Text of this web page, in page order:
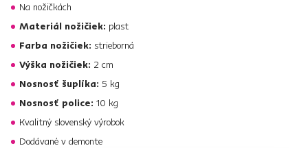
Na nožičkách
Materiál nožičiek: plast
Farba nožičiek: strieborná
Výška nožičiek: 2 cm
Nosnosť šuplíka: 5 kg
Nosnosť police: 10 kg
Kvalitný slovenský výrobok
Dodávané v demonte